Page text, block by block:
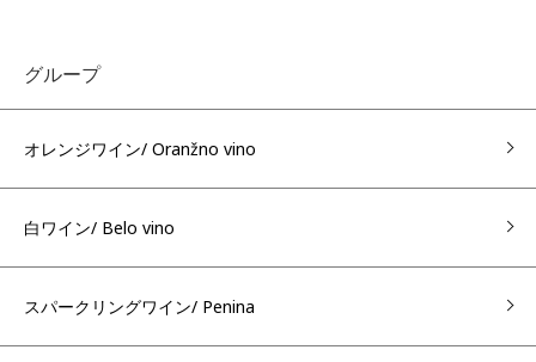
グループ
オレンジワイン/ Oranžno vino
白ワイン/ Belo vino
スパークリングワイン/ Penina